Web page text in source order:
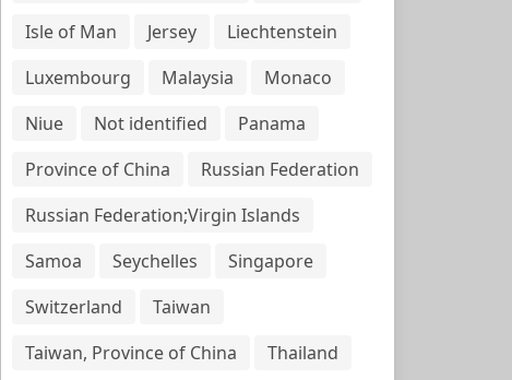
Isle of Man
Jersey
Liechtenstein
Luxembourg
Malaysia
Monaco
Niue
Not identified
Panama
Province of China
Russian Federation
Russian Federation;Virgin Islands
Samoa
Seychelles
Singapore
Switzerland
Taiwan
Taiwan, Province of China
Thailand